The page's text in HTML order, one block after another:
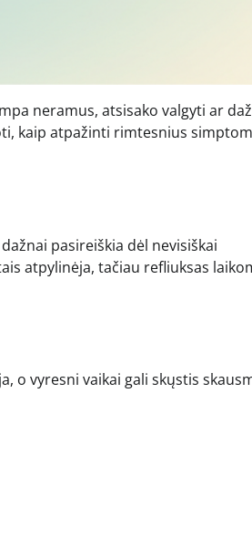
neramus, atsisako valgyti ar
kaip atpažinti rimtesnius
pasireiškia dėl nevisiškai
atpylinėja, tačiau refliuksas
o vyresni vaikai gali skųstis